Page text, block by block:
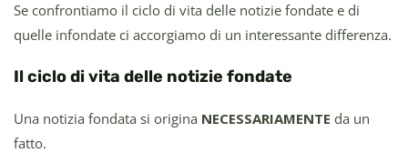
Se confrontiamo il ciclo di vita delle notizie fondate e di
quelle infondate ci accorgiamo di un interessante differenza.
Il ciclo di vita delle notizie fondate
Una notizia fondata si origina NECESSARIAMENTE da un
fatto.